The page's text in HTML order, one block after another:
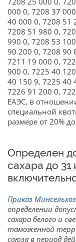
000 0, 7208 37
40 000 0, 7208 51
7208 51 980 0,
990 0, 7208 53
90 200 0, 7208 90
7211 19 000 0,
900 0, 7225 40
40 150 9, 7225 40
7226 91 200 0,
ЕАЭС, в
специальной
размере от 20%
Определен
сахара до 31
Приказ
определении
сахара белого и
таможенной
союза в период